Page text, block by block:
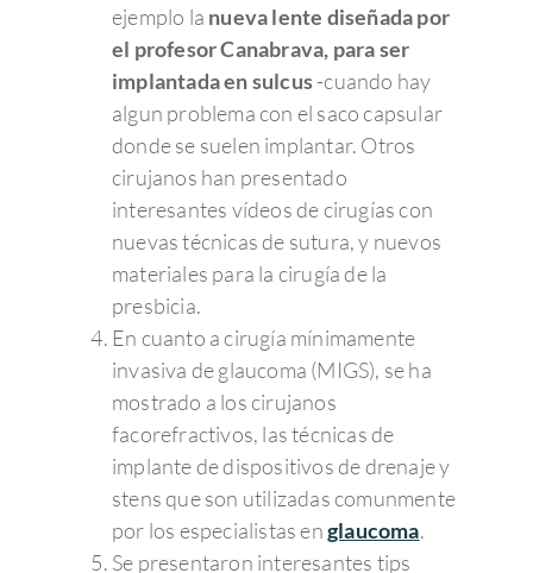
ejemplo la nueva lente diseñada por
el profesor Canabrava, para ser
implantada en sulcus-cuando hay
algun problema con el saco capsular
donde se suelen implantar. Otros
cirujanos han presentado
interesantes vídeos de cirugías con
nuevas técnicas de sutura, y nuevos
materiales para la cirugía de la
presbicia.
En cuanto a cirugía mínimamente
invasiva de glaucoma (MIGS), se ha
mostrado a los cirujanos
facorefractivos, las técnicas de
implante de dispositivos de drenaje y
stens que son utilizadas comunmente
por los especialistas englaucoma.
Se presentaron interesantes tips